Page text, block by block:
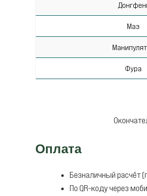
Маз
Фура
Оплата
Безналичный расчёт
По QR-коду через